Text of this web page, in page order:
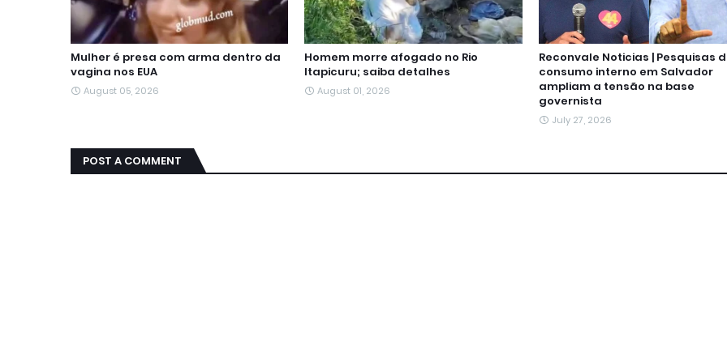
Mulher é presa com arma dentro da
vagina nos EUA
August 05, 2026
Homem morre afogado no Rio
Itapicuru; saiba detalhes
August 01, 2026
Reconvale Noticias | Pesquisas
consumo interno em Salvador
ampliam a tensão na base
governista
July 27, 2026
POST A COMMENT